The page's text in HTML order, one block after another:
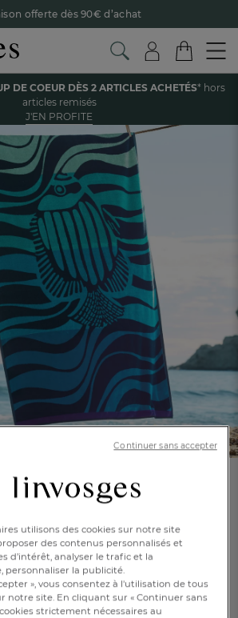
offerte dès 90€ d’achat
offert avec Colissimo* !
3x ou 4x sans frais avec Alma
: offrez 15€, recevez 15€ !
Je
découvre
de coeurdès 2 articles achetés !
profite
DE COEUR DÈS 2 ARTICLES ACHETÉS* hors
articles remisés
J'EN PROFITE
de la catégorie
En savoir +
utilisons des cookies sur notre site
des contenus personnalisés et
d’intérêt, analyser le trafic et la
personnaliser la publicité.
», vous consentez à l'utilisation de tous
notre site. En cliquant sur « Continuer sans
strictement nécessaires au
Continuer sans accepter